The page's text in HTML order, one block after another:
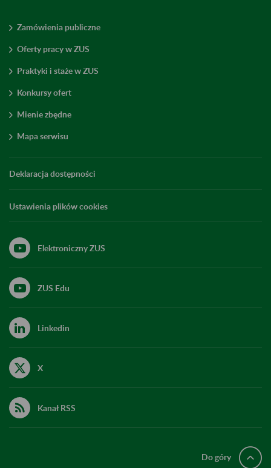
Zamówienia publiczne
Oferty pracy w ZUS
Praktyki i staże w ZUS
Konkursy ofert
Mienie zbędne
Mapa serwisu
Deklaracja dostępności
Ustawienia plików cookies
Elektroniczny ZUS
ZUS Edu
Linkedin
X
Kanał RSS
Do góry